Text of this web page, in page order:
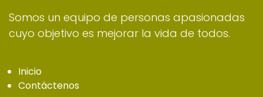
Somos un equipo de personas apasionadas
cuyo objetivo es mejorar la vida de todos.
Inicio
Contáctenos